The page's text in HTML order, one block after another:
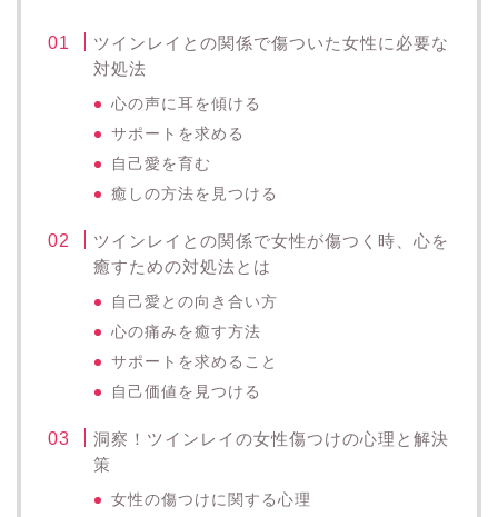
ツインレイとの関係で傷ついた女性に必要な
対処法
心の声に耳を傾ける
サポートを求める
自己愛を育む
癒しの方法を見つける
ツインレイとの関係で女性が傷つく時、心を
癒すための対処法とは
自己愛との向き合い方
心の痛みを癒す方法
サポートを求めること
自己価値を見つける
洞察！ツインレイの女性傷つけの心理と解決
策
女性の傷つけに関する心理